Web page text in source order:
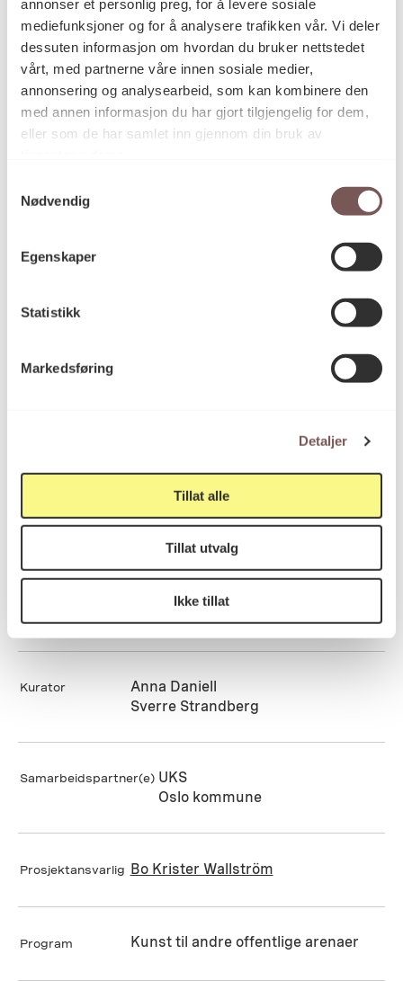
annonser et personlig preg, for å levere sosiale
mediefunksjoner og for å analysere trafikken vår. Vi deler
dessuten informasjon om hvordan du bruker nettstedet
vårt, med partnerne våre innen sosiale medier,
annonsering og analysearbeid, som kan kombinere den
med annen informasjon du har gjort tilgjengelig for dem,
eller som de har samlet inn gjennom din bruk av
Nødvendig
Egenskaper
Statistikk
Markedsføring
Detaljer
Tillat alle
Tillat utvalg
Ikke tillat
Deltakende kunstnere
Samuli Blatter (FIN), Roger Egseth (NO), Jamilla
Drott (SE), Haris Epaminonda (CY), Jan Freuchen
(NO), Jorunn Hancke Øgstad NO), Marianne Hurum
Lyche (NO), Jan Erik Mikalsen (NO), Norstrand
Janitsjar (NO), Børre Sæthre (NO), Helmut Smits
(NO), Arne Vinnem (NO), Tori Wrånes (NO) og Heimo
Detaljer
Kurator
Anna Daniell
Sverre Strandberg
Samarbeidspartner(e) UKS
Oslo kommune
Prosjektansvarlig Bo Krister Wallström
Program Kunst til andre offentlige arenaer